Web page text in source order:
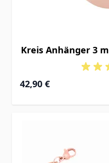
Kreis Anhänger 3
42,90 €